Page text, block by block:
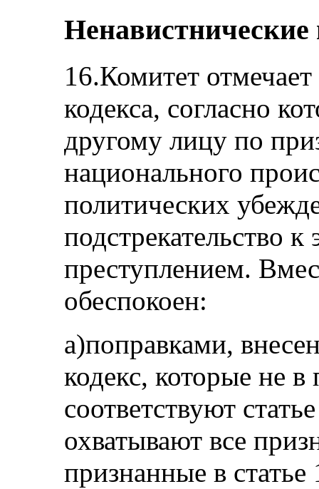
16.Комитет
кодекса, согласно
другому лицу по
национального
политических
подстрекательство к
преступлением.
обеспокоен:
a)поправками,
кодекс, которые не
соответствуют
охватывают все
признанные в